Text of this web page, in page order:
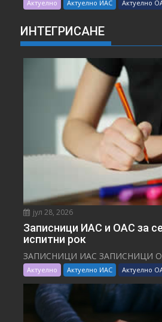
Актуелно Актуелно ИАС Актуелно
ИНТЕГРИСАНЕ
јул 28, 2026
Записници ИАС и ОАС за
испитни рок
ЗАПИСНИЦИ ИАС ЗАПИСНИЦИ
Актуелно Актуелно ИАС Актуелно